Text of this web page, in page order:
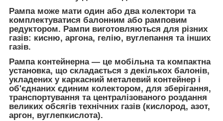
Рампа може мати один або два колектори та
комплектуватися балонним або рамповим
редуктором. Рампи виготовляються для різних
газів: кисню, аргона, гелію, вуглепання та інших
газів.
Рампа контейнерна — це мобільна та компактна
установка, що складається з декількох балонів,
укладених у каркасний металевий контейнер і
об'єднаних єдиним колектором, для зберігання,
транспортування та централізованого роздання
великих обсягів технічних газів (кислород, азот,
аргон, вуглепкислота).